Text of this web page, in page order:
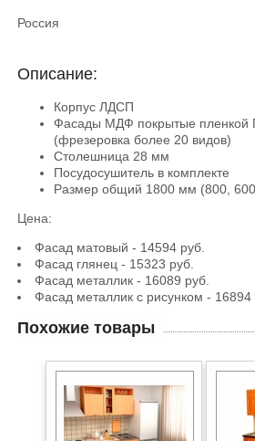
Россия
Описание:
Корпус ЛДСП
Фасады МДФ покрытые пленкой
(фрезеровка более 20 видов)
Столешница 28 мм
Посудосушитель в комплекте
Размер общий 1800 мм (800,
Цена:
Фасад матовый - 14594 руб.
Фасад глянец - 15323 руб.
Фасад металлик - 16089 руб.
Фасад металлик с рисунком - 16894
Похожие товары